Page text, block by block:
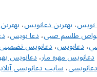
نویس،بهترین دعانویس،
طلسم صبی،دعا نویس،
،دعانویس،دعانویس
دعانویس مهره مار،دعانویس
،سایت دعانویسی